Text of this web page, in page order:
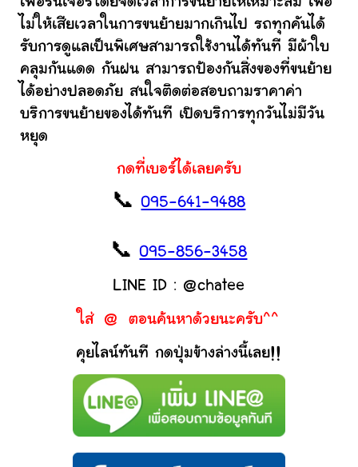
ไม่ให้เสียเวลาในการขนย้ายมากเกินไป รถทุกคันได้
รับการดูแลเป็นพิเศษสามารถใช้งานได้ทันที มีผ้าใบ
คลุมกันแดด กันฝน สามารถป้องกันสิ่งของที่ขนย้าย
ได้อย่างปลอดภัย สนใจติดต่อสอบถามราคาค่า
บริการขนย้ายของได้ทันที เปิดบริการทุกวันไม่มีวัน
หยุด
กดที่เบอร์ได้เลยครับ
📞095-641-9488
📞095-856-3458
LINE ID : @chatee
ใส่ @ ตอนค้นหาด้วยนะครับ^^
คุยไลน์ทันที กดปุ่มข้างล่างนี้เลย!!